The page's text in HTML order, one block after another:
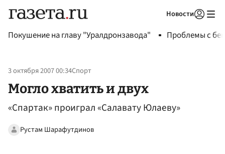
Новости
Покушение на главу "Уралдронзавода" Проблемы с
3 октября 2007 00:34Спорт
Могло хватить и двух
«Спартак» проиграл «Салавату Юлаеву»
Рустам Шарафутдинов